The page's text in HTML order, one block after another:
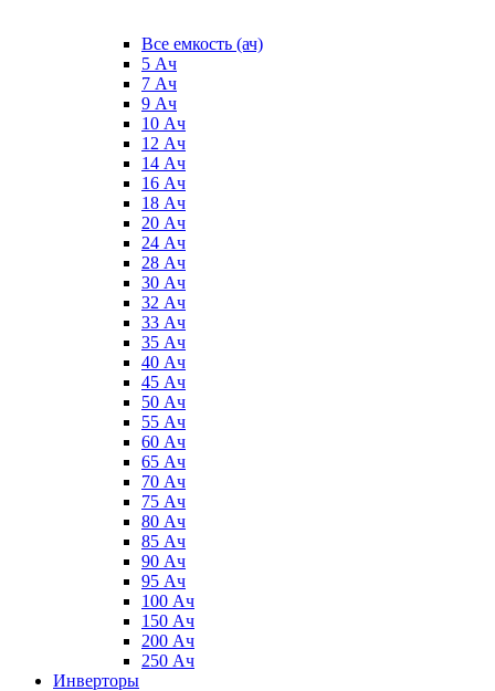
Все емкость (ач)
5 Ач
7 Ач
9 Ач
10 Ач
12 Ач
14 Ач
16 Ач
18 Ач
20 Ач
24 Ач
28 Ач
30 Ач
32 Ач
33 Ач
35 Ач
40 Ач
45 Ач
50 Ач
55 Ач
60 Ач
65 Ач
70 Ач
75 Ач
80 Ач
85 Ач
90 Ач
95 Ач
100 Ач
150 Ач
200 Ач
250 Ач
Инверторы